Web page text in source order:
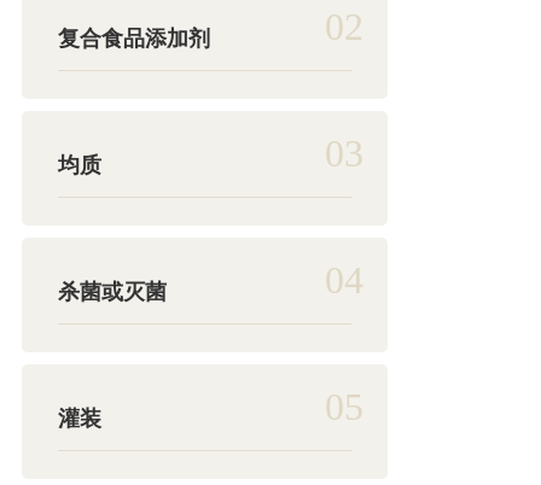
复合食品添加剂 02
均质 03
杀菌或灭菌 04
灌装 05